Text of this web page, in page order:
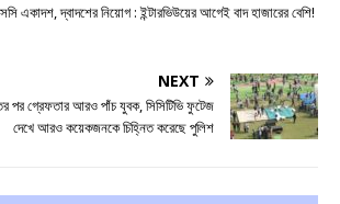
একাদশ, দ্বাদশের নিয়োগ : ইন্টারভিউয়ের আগেই বাদ হাজারের বেশি!
NEXT
পর গ্রেফতার আরও পাঁচ যুবক, সিসিটিভি ফুটেজ
দেখে আরও কয়েকজনকে চিহ্নিত করেছে পুলিশ